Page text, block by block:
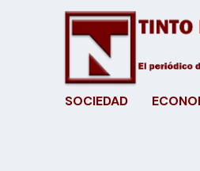
SOCIEDAD